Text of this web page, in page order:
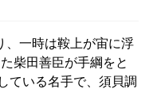
一時は鞍上が宙に浮
柴田善臣が手綱をと
ている名手で、須貝調